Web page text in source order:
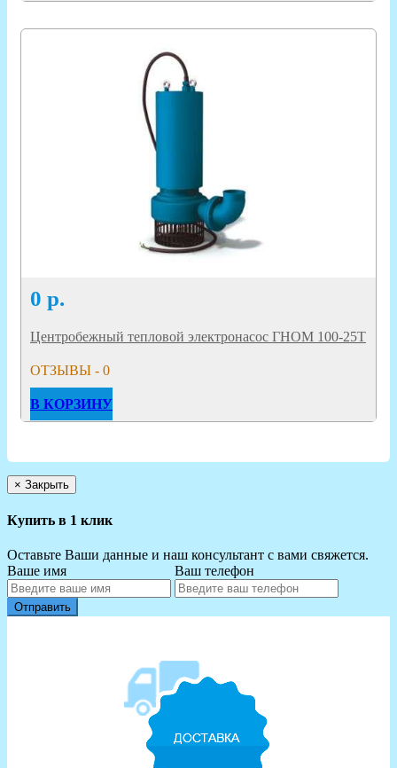
0 р.
Центробежный тепловой электронасос ГНОМ 100-25Т
ОТЗЫВЫ - 0
В КОРЗИНУ
× Закрыть
Купить в 1 клик
Оставьте Ваши данные и наш консультант с вами свяжется.
Ваше имя
Ваш телефон
Отправить